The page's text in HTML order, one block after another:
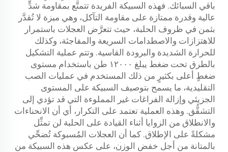
باقي السبائك. فهذه السبيكة الفريدة تتمتَّع بمقاومة شدٍّ
عالية وقدرة ممتازة على مقاومة التآكل، وهي ميزة لا تُقدَّر
بثمن في ظروف الحلبة، حيث تتعرَّض العجلات باستمرار
للاهتزازات والاصطدامات السريعة والمفاجئة، وكذلك
للحرارة الشديدة والبرودة القاسية. وتتم عملية التشكيل
بالطرق تحت ضغط يبلغ ١٢٠٠٠ طن باستخدام مستوى
ضغطٍ أعلى بكثيرٍ من ذلك المستخدم في عمليات الصب
التقليدية، ما يسمح بتوصيف السبيكة على المستوى
الجزيئي وإزالة الفراغات غير المملوءة التي قد تؤدي إلى
التشقُّق. وهذه العملية تعتمد على التكرار، أي أن الانحناءات
والانطلاق من الزوايا أثناء القيادة على الحلبة لن تمثِّل
مشكلةً على الإطلاق. كما أن العجلات المُسبوكة تُضحِّي
بالمتانة من أجل خفض الوزن، على عكس هذه السبيكة من